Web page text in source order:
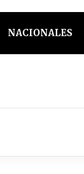
NACIONALES